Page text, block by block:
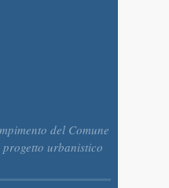
del Comune
urbanistico